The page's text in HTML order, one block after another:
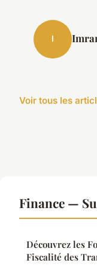
I
Voir tous les
Finance —
Découvrez les
Fiscalité des